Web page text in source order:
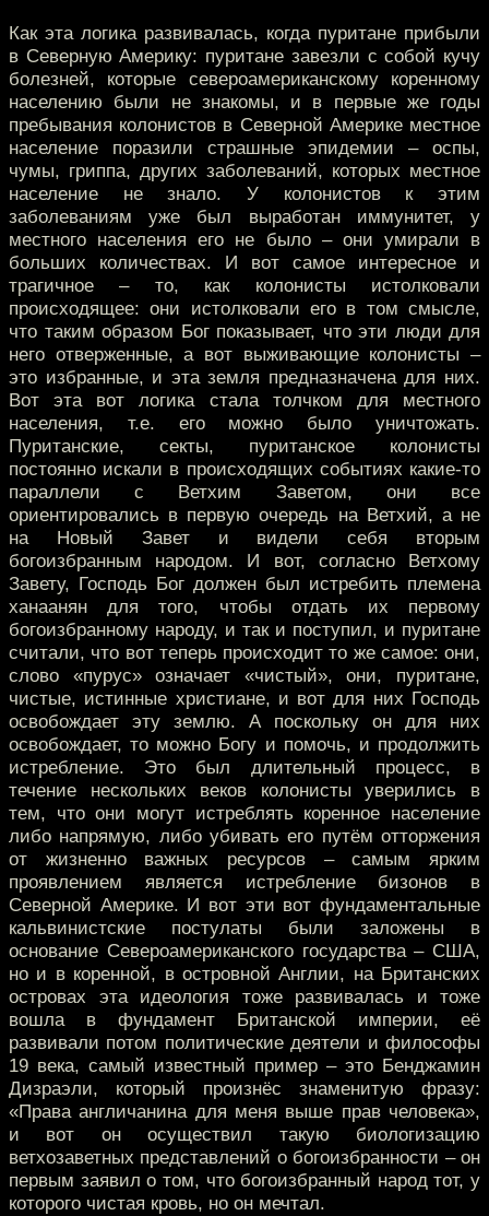
Как эта логика развивалась, когда пуритане прибыли
в Северную Америку: пуритане завезли с собой кучу
болезней, которые североамериканскому коренному
населению были не знакомы, и в первые же годы
пребывания колонистов в Северной Америке местное
население поразили страшные эпидемии – оспы,
чумы, гриппа, других заболеваний, которых местное
население не знало. У колонистов к этим
заболеваниям уже был выработан иммунитет, у
местного населения его не было – они умирали в
больших количествах. И вот самое интересное и
трагичное – то, как колонисты истолковали
происходящее: они истолковали его в том смысле,
что таким образом Бог показывает, что эти люди для
него отверженные, а вот выживающие колонисты –
это избранные, и эта земля предназначена для них.
Вот эта вот логика стала толчком для местного
населения, т.е. его можно было уничтожать.
Пуританские, секты, пуританское колонисты
постоянно искали в происходящих событиях какие-то
параллели с Ветхим Заветом, они все
ориентировались в первую очередь на Ветхий, а не
на Новый Завет и видели себя вторым
богоизбранным народом. И вот, согласно Ветхому
Завету, Господь Бог должен был истребить племена
ханаанян для того, чтобы отдать их первому
богоизбранному народу, и так и поступил, и пуритане
считали, что вот теперь происходит то же самое: они,
слово «пурус» означает «чистый», они, пуритане,
чистые, истинные христиане, и вот для них Господь
освобождает эту землю. А поскольку он для них
освобождает, то можно Богу и помочь, и продолжить
истребление. Это был длительный процесс, в
течение нескольких веков колонисты уверились в
тем, что они могут истреблять коренное население
либо напрямую, либо убивать его путём отторжения
от жизненно важных ресурсов – самым ярким
проявлением является истребление бизонов в
Северной Америке. И вот эти вот фундаментальные
кальвинистские постулаты были заложены в
основание Североамериканского государства – США,
но и в коренной, в островной Англии, на Британских
островах эта идеология тоже развивалась и тоже
вошла в фундамент Британской империи, её
развивали потом политические деятели и философы
19 века, самый известный пример – это Бенджамин
Дизраэли, который произнёс знаменитую фразу:
«Права англичанина для меня выше прав человека»,
и вот он осуществил такую биологизацию
ветхозаветных представлений о богоизбранности – он
первым заявил о том, что богоизбранный народ тот, у
которого чистая кровь, но он мечтал.